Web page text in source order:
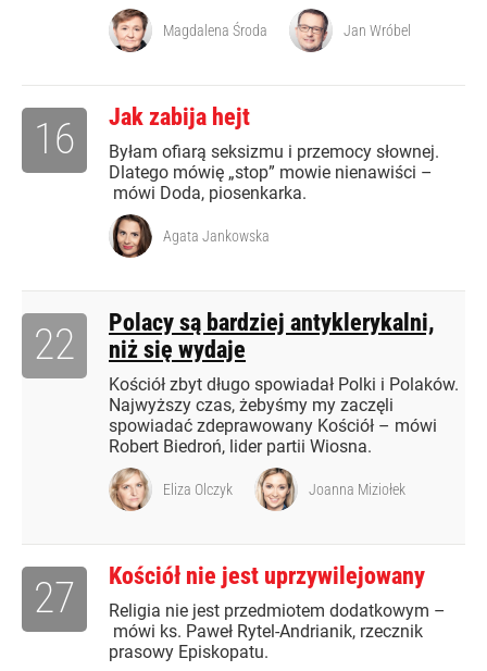
Magdalena Środa Jan Wróbel
Jak zabija hejt
Byłam ofiarą seksizmu i przemocy słownej.
Dlatego mówię „stop” mowie nienawiści –
mówi Doda, piosenkarka.
16
Agata Jankowska
Polacy są bardziej antyklerykalni,
niż się wydaje
Kościół zbyt długo spowiadał Polki i Polaków.
Najwyższy czas, żebyśmy my zaczęli
spowiadać zdeprawowany Kościół – mówi
Robert Biedroń, lider partii Wiosna.
22
Eliza Olczyk Joanna Miziołek
Kościół nie jest uprzywilejowany
Religia nie jest przedmiotem dodatkowym –
mówi ks. Paweł Rytel-Andrianik, rzecznik
prasowy Episkopatu.
27